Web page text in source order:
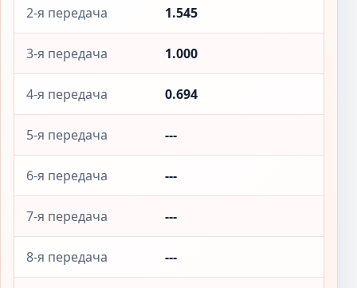
2-я передача 1.545
3-я передача 1.000
4-я передача 0.694
5-я передача ---
6-я передача ---
7-я передача ---
8-я передача ---